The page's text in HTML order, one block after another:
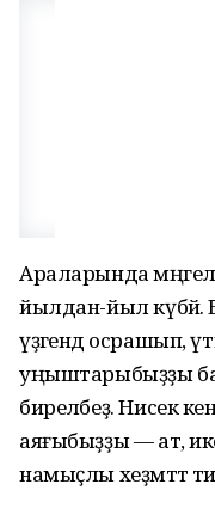
Араларында
йылдан-йыл күбәйә.
үҙәгендә осрашып,
уңыштарыбыҙҙы
биреләбеҙ. Нисек
аяғыбыҙҙы — ат,
намыҫлы хеҙмәттә